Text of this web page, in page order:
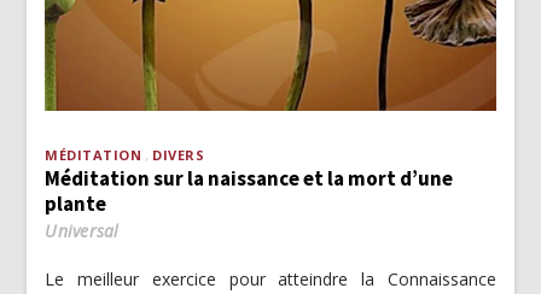
MÉDITATION DIVERS
Méditation sur la naissance et la mort d’une
plante
Universal
Le meilleur exercice pour atteindre la Connaissance